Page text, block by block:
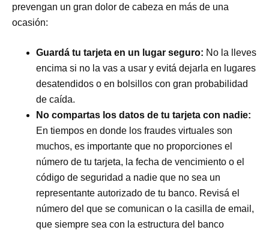
prevengan un gran dolor de cabeza en más de una
ocasión:
Guardá tu tarjeta en un lugar seguro: No la lleves
encima si no la vas a usar y evitá dejarla en lugares
desatendidos o en bolsillos con gran probabilidad
de caída.
No compartas los datos de tu tarjeta con nadie:
En tiempos en donde los fraudes virtuales son
muchos, es importante que no proporciones el
número de tu tarjeta, la fecha de vencimiento o el
código de seguridad a nadie que no sea un
representante autorizado de tu banco. Revisá el
número del que se comunican o la casilla de email,
que siempre sea con la estructura del banco